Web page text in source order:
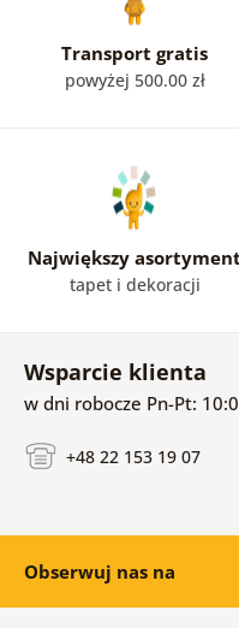
Transport gratis
powyżej 500.00 zł
Największy asortyment
tapet i dekoracji
Wsparcie klienta
w dni robocze Pn-Pt:
+48 22 153 19 07
Obserwuj nas na